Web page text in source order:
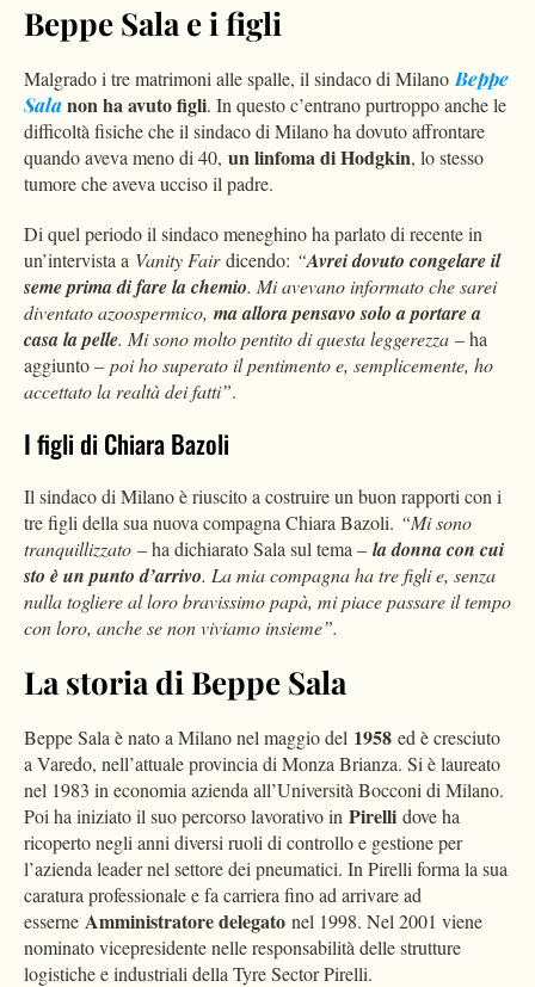
Beppe Sala e i figli
Malgrado i tre matrimoni alle spalle, il sindaco di Milano Beppe
Salanon ha avuto figli. In questo c’entrano purtroppo anche le
difficoltà fisiche che il sindaco di Milano ha dovuto affrontare
quando aveva meno di 40, un linfoma di Hodgkin, lo stesso
tumore che aveva ucciso il padre.
Di quel periodo il sindaco meneghino ha parlato di recente in
un’intervista a Vanity Fairdicendo: “Avrei dovuto congelare il
seme prima di fare la chemio. Mi avevano informato che sarei
diventato azoospermico, ma allora pensavo solo a portare a
casa la pelle. Mi sono molto pentito di questa leggerezza – ha
aggiunto – poi ho superato il pentimento e, semplicemente, ho
accettato la realtà dei fatti”.
I figli di Chiara Bazoli
Il sindaco di Milano è riuscito a costruire un buon rapporti con i
tre figli della sua nuova compagna Chiara Bazoli. “Mi sono
tranquillizzato – ha dichiarato Sala sul tema – la donna con cui
sto è un punto d’arrivo. La mia compagna ha tre figli e, senza
nulla togliere al loro bravissimo papà, mi piace passare il tempo
con loro, anche se non viviamo insieme”.
La storia di Beppe Sala
Beppe Sala è nato a Milano nel maggio del 1958 ed è cresciuto
a Varedo, nell’attuale provincia di Monza Brianza. Si è laureato
nel 1983 in economia azienda all’Università Bocconi di Milano.
Poi ha iniziato il suo percorso lavorativo in Pirelli dove ha
ricoperto negli anni diversi ruoli di controllo e gestione per
l’azienda leader nel settore dei pneumatici. In Pirelli forma la sua
caratura professionale e fa carriera fino ad arrivare ad
esserne Amministratore delegato nel 1998. Nel 2001 viene
nominato vicepresidente nelle responsabilità delle strutture
logistiche e industriali della Tyre Sector Pirelli.